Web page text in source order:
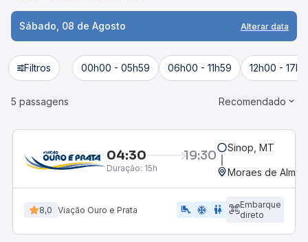
Sábado, 08 de Agosto Alterar data
Filtros 00h00 - 05h59 06h00 - 11h59 12h00 -
5 passagens Recomendado
04:30 19:30
Duração: 15h
Sinop, MT
Moraes de
8,0 Viação Ouro e Prata airline_seat_legroom_extra ac_unit WC
Embarque
direto